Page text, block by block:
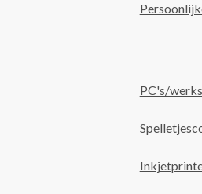
PC's/